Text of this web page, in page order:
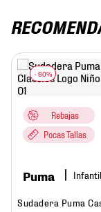
Rebajas
Pocas Tallas
Puma
Sudadera Puma